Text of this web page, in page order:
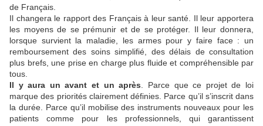
de Français.
Il changera le rapport des Français à leur santé. Il leur apportera
les moyens de se prémunir et de se protéger. Il leur donnera,
lorsque survient la maladie, les armes pour y faire face : un
remboursement des soins simplifié, des délais de consultation
plus brefs, une prise en charge plus fluide et compréhensible par
tous.
Il y aura un avant et un après . Parce que ce projet de loi
marque des priorités clairement définies. Parce qu’il s’inscrit dans
la durée. Parce qu’il mobilise des instruments nouveaux pour les
patients comme pour les professionnels, qui garantissent